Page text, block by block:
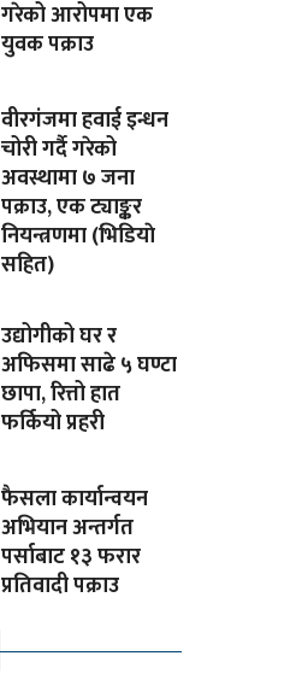
गरेको आरोपमा एक
युवक पक्राउ
वीरगंजमा हवाई इन्धन
चोरी गर्दै गरेको
अवस्थामा ७ जना
पक्राउ, एक ट्याङ्कर
नियन्त्रणमा (भिडियाे
सहित)
उद्योगीको घर र
अफिसमा साढे ५ घण्टा
छापा, रित्तो हात
फर्कियो प्रहरी
फैसला कार्यान्वयन
अभियान अन्तर्गत
पर्साबाट १३ फरार
प्रतिवादी पक्राउ